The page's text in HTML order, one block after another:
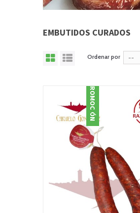
EMBUTIDOS CURADOS
Ordenar por --
PROMOCIÓN